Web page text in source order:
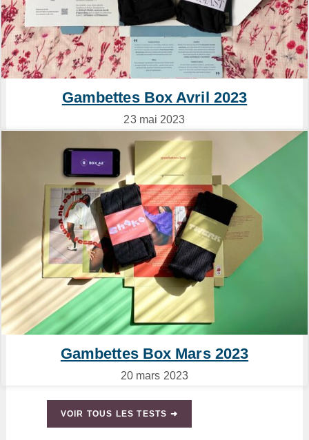
Gambettes Box Avril 2023
23 mai 2023
Gambettes Box Mars 2023
20 mars 2023
VOIR TOUS LES TESTS ➜